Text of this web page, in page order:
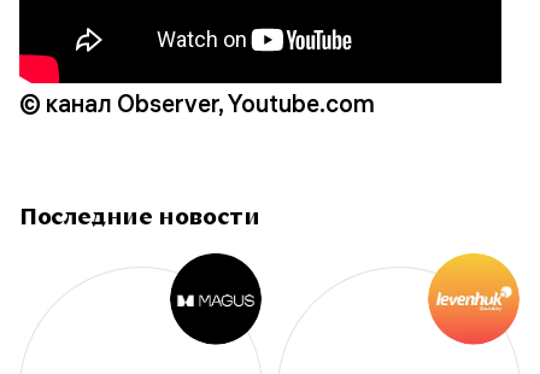
© канал Observer, Youtube.com
Последние новости